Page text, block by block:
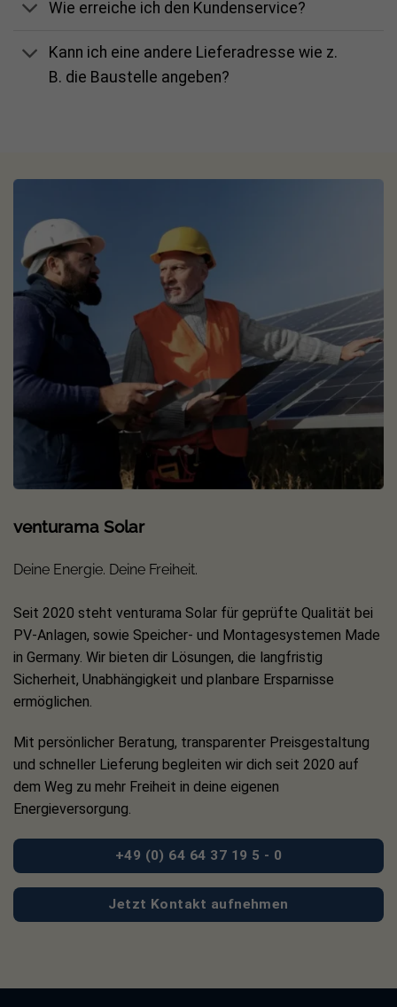
Wie erreiche ich den Kundenservice?
Kann ich eine andere Lieferadresse wie z.
B. die Baustelle angeben?
venturama Solar
Deine Energie. Deine Freiheit.
Seit 2020 steht venturama Solar für geprüfte Qualität bei
PV-Anlagen, sowie Speicher- und Montagesystemen Made
in Germany. Wir bieten dir Lösungen, die langfristig
Sicherheit, Unabhängigkeit und planbare Ersparnisse
ermöglichen.
Mit persönlicher Beratung, transparenter Preisgestaltung
und schneller Lieferung begleiten wir dich seit 2020 auf
dem Weg zu mehr Freiheit in deine eigenen
Energieversorgung.
+49 (0) 64 64 37 19 5 - 0
Jetzt Kontakt aufnehmen